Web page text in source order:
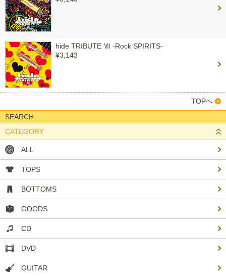
hide TRIBUTE Ⅶ -Rock SPIRITS-
¥3,143
TOPへ
SEARCH
CATEGORY
ALL
TOPS
BOTTOMS
GOODS
CD
DVD
GUITAR